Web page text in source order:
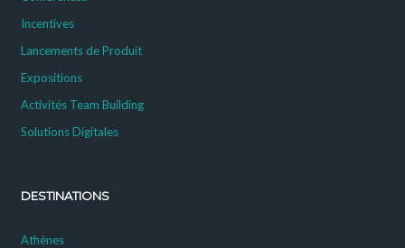
Incentives
Lancements de Produit
Expositions
Activités Team Building
Solutions Digitales
DESTINATIONS
Athènes